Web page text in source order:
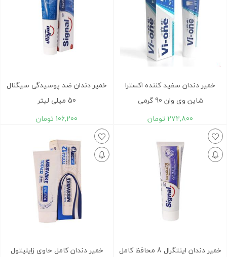
خمیر دندان سفید کننده اکسترا
شاین وی وان 90 گرمی
272,800 تومان
خمیر دندان ضد پوسیدگی سیگنال
50 میلی لیتر
106,200 تومان
خمیر دندان اینتگرال 8 محافظ کامل
خمیر دندان کامل حاوی زایلیتول